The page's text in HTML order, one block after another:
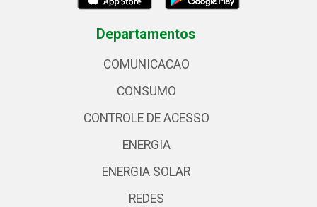
Departamentos
COMUNICACAO
CONSUMO
CONTROLE DE ACESSO
ENERGIA
ENERGIA SOLAR
REDES